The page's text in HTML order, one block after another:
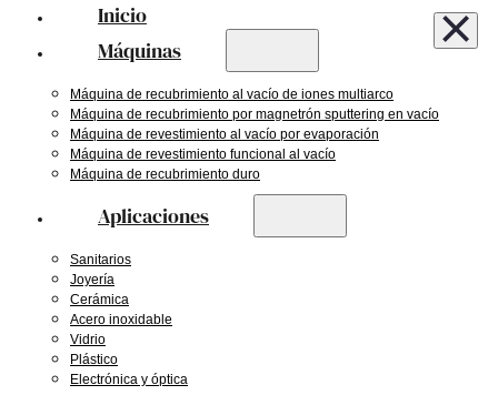
Inicio
Máquinas
Máquina de recubrimiento al vacío de iones multiarco
Máquina de recubrimiento por magnetrón sputtering en vacío
Máquina de revestimiento al vacío por evaporación
Máquina de revestimiento funcional al vacío
Máquina de recubrimiento duro
Aplicaciones
Sanitarios
Joyería
Cerámica
Acero inoxidable
Vidrio
Plástico
Electrónica y óptica